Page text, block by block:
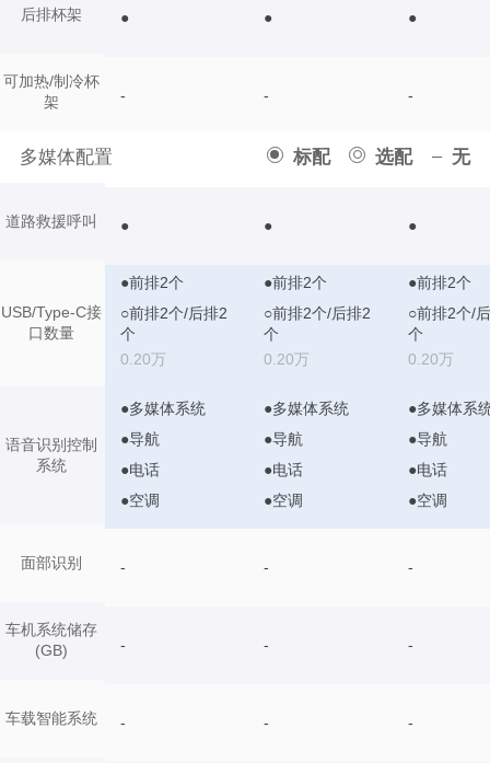
后排杯架
可加热/制冷杯
架
多媒体配置 标配 选配 无
道路救援呼叫
USB/Type-C接
口数量
语音识别控制
系统
面部识别
车机系统储存
(GB)
车载智能系统
● ● ●
- - -
● ● ●
●前排2个
○前排2个/后排2
个
0.20万
●前排2个
○前排2个/后排2
个
0.20万
●前排2个
○前排2个/
个
0.20万
●多媒体系统
●导航
●电话
●空调
●多媒体系统
●导航
●电话
●空调
●多媒体系
●导航
●电话
●空调
- - -
- - -
- - -